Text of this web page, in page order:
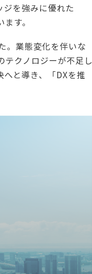
を強みに優れた
す。
。業態変化を伴いな
テクノロジーが不足し
と導き、「DXを推